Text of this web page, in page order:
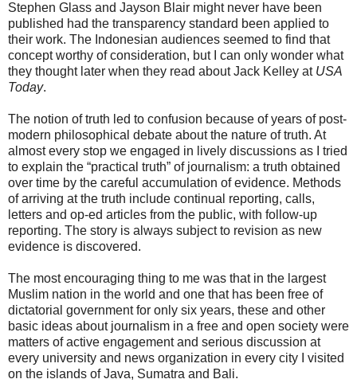
Stephen Glass and Jayson Blair might never have been
published had the transparency standard been applied to
their work. The Indonesian audiences seemed to find that
concept worthy of consideration, but I can only wonder what
they thought later when they read about Jack Kelley at USA
Today.
The notion of truth led to confusion because of years of post-
modern philosophical debate about the nature of truth. At
almost every stop we engaged in lively discussions as I tried
to explain the “practical truth” of journalism: a truth obtained
over time by the careful accumulation of evidence. Methods
of arriving at the truth include continual reporting, calls,
letters and op-ed articles from the public, with follow-up
reporting. The story is always subject to revision as new
evidence is discovered.
The most encouraging thing to me was that in the largest
Muslim nation in the world and one that has been free of
dictatorial government for only six years, these and other
basic ideas about journalism in a free and open society were
matters of active engagement and serious discussion at
every university and news organization in every city I visited
on the islands of Java, Sumatra and Bali.